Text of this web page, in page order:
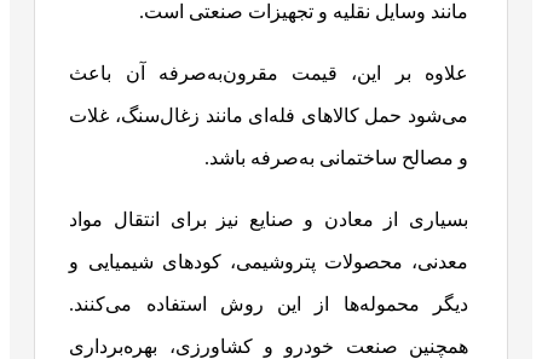
مانند وسایل نقلیه و تجهیزات صنعتی است.
علاوه بر این، قیمت مقرون‌به‌صرفه آن باعث
می‌شود حمل کالاهای فله‌ای مانند زغال‌سنگ، غلات
و مصالح ساختمانی به‌صرفه باشد.
بسیاری از معادن و صنایع نیز برای انتقال مواد
معدنی، محصولات پتروشیمی، کودهای شیمیایی و
دیگر محموله‌ها از این روش استفاده می‌کنند.
همچنین صنعت خودرو و کشاورزی، بهره‌برداری